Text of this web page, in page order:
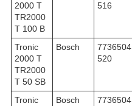
2000 T
TR2000
T 100 B
516
Tronic
2000 T
TR2000
T 50 SB
Bosch
7736504
520
Tronic
Bosch
7736504